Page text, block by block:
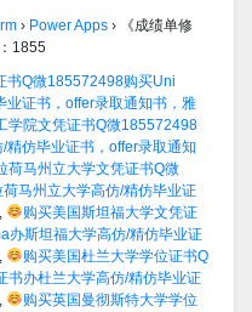
› Power Apps ›
《成绩单修
1855
书Q微185572498购买Uni
业证书，offer录取通知书，雅
学院文凭证书Q微185572498
仿毕业证书，offer录取通知
荷马州立大学文凭证书Q微
马州立大学高仿/精仿毕业证
,
购买美国斯坦福大学文凭证
斯坦福大学高仿/精仿毕业证
,
购买美国杜兰大学学位证书Q
办杜兰大学高仿/精仿毕业证
,
购买英国曼彻斯特大学学位